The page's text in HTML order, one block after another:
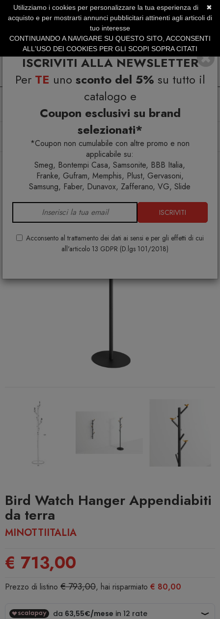
ISCRIVITI ALLA NEWSLETTER
Per TE uno sconto del 5% su tutto il
catalogo e
Coupon esclusivi su brand
selezionati*
*Coupon non cumulabile con altre promo e non
applicabile su:
Smeg, Bontempi Casa, Samsonite, BBB Italia,
Franke, Gufram, Memphis, Plust, Gervasoni,
Samsung, Faber, Dunavox, Zafferano, VG, Slide
ISCRIVITI
Acconsento al trattamento dei dati ai sensi e per gli effetti di cui
all'articolo 13 GDPR (D.lgs 101/2018)
SERVIZIO CLIENTI +39.0773.470.562
SUMMER SALES | Fino al 40% di Sconto
Complementi
Appendiabiti stender
Bird Watch Hanger Appendiabiti da terra
Bird Watch Hanger Appendiabiti
da terra
MINOTTIITALIA
€ 713,00
Prezzo di listino € 793,00, hai risparmiato € 80,00
✖
Utilizziamo i cookies per personalizzare la tua esperienza di
acquisto e per mostrarti annunci pubblicitari attinenti agli articoli di
tuo interesse
CONTINUANDO A NAVIGARE SU QUESTO SITO, ACCONSENTI
ALL'USO DEI COOKIES PER GLI SCOPI SOPRA CITATI